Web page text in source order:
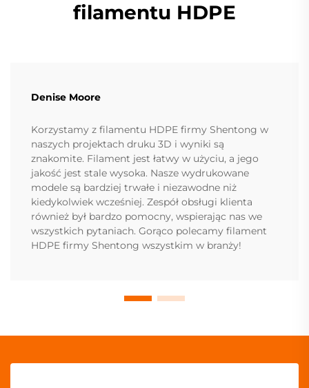
filamentu HDPE
Denise Moore
Korzystamy z filamentu HDPE firmy Shentong w
naszych projektach druku 3D i wyniki są
znakomite. Filament jest łatwy w użyciu, a jego
jakość jest stale wysoka. Nasze wydrukowane
modele są bardziej trwałe i niezawodne niż
kiedykolwiek wcześniej. Zespół obsługi klienta
również był bardzo pomocny, wspierając nas we
wszystkich pytaniach. Gorąco polecamy filament
HDPE firmy Shentong wszystkim w branży!